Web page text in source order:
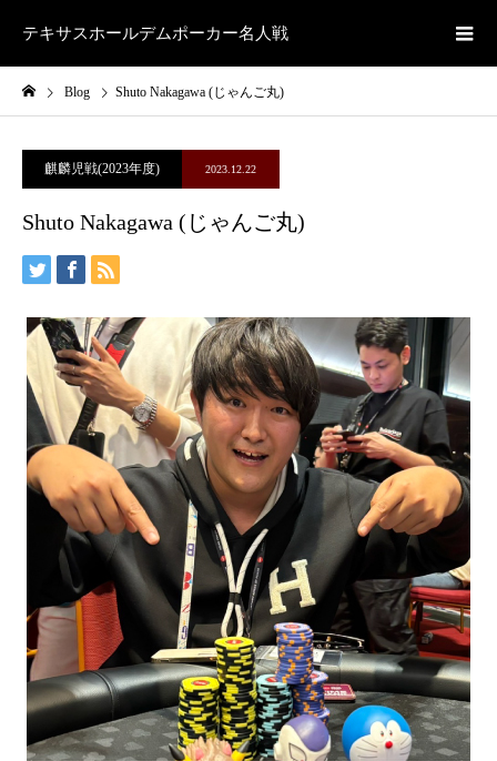
テキサスホールデムポーカー名人戦
Blog Shuto Nakagawa (じゃんご丸)
麒麟児戦(2023年度) 2023.12.22
Shuto Nakagawa (じゃんご丸)